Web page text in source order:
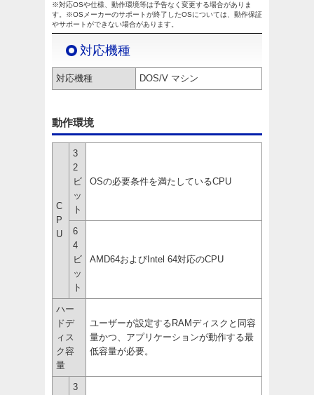
※対応OSや仕様、動作環境等は予告なく変更する場合がありま
す。※OSメーカーのサポートが終了したOSについては、動作保証
やサポートができない場合があります。
対応機種
対応機種 DOS/V マシン
動作環境
C
P
U
3
2
ビ
ッ
ト
OSの必要条件を満たしているCPU
6
4
ビ
ッ
ト
AMD64およびIntel 64対応のCPU
ハー
ドデ
ィス
ク容
量
ユーザーが設定するRAMディスクと同容
量かつ、アプリケーションが動作する最
低容量が必要。
3